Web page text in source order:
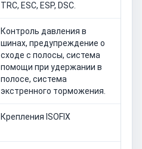
TRC, ESC, ESP, DSC.
Контроль давления в
шинах, предупреждение о
сходе с полосы, система
помощи при удержании в
полосе, система
экстренного торможения.
Крепления ISOFIX